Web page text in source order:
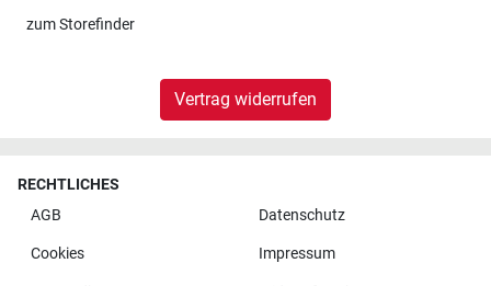
zumStorefinder
Vertrag widerrufen
RECHTLICHES
AGB
Datenschutz
Cookies Impressum